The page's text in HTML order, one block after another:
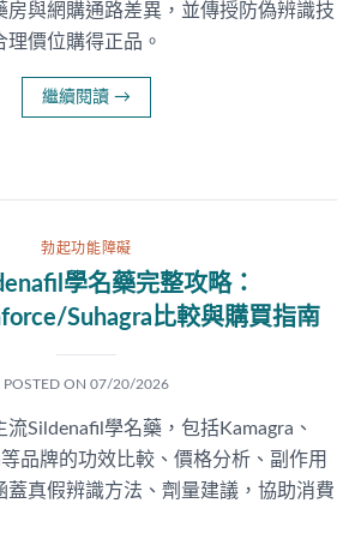
房與網購通路差異，並傳授防偽辨識技
價位購得正品。
繼續閱讀 →
勃起功能障礙
學名藥完整攻略：
Suhagra比較與購買指南
POSTED ON 07/20/2026
Sildenafil學名藥，包括Kamagra、
品牌的功效比較、價格分析、副作用
蓋真假辨識方法、劑量建議，協助消費